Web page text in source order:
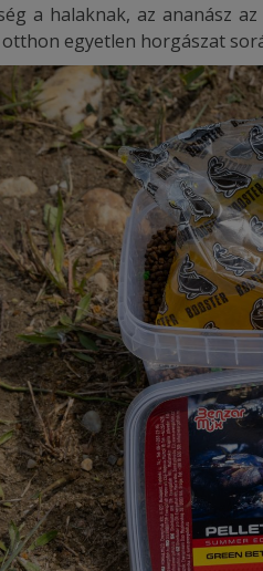
a halaknak, az ananász
egyetlen horgászat